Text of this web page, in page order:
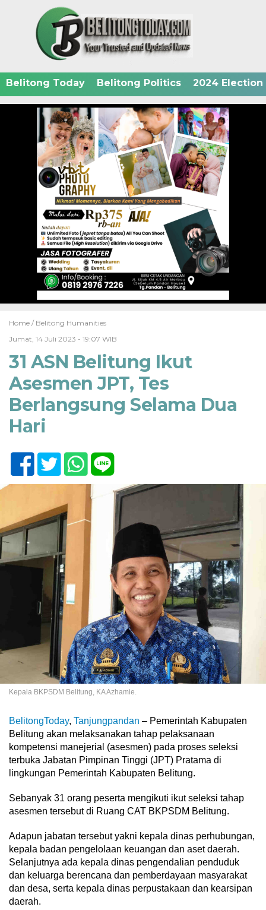
Belitong Today Belitong Politics 2024 Election
Home / Belitong Humanities
Jumat, 14 Juli 2023 - 19:07 WIB
31 ASN Belitung Ikut
Asesmen JPT, Tes
Berlangsung Selama Dua
Hari
Kepala BKPSDM Belitung, KA Azhamie.
BelitongToday, Tanjungpandan – Pemerintah Kabupaten
Belitung akan melaksanakan tahap pelaksanaan
kompetensi manejerial (asesmen) pada proses seleksi
terbuka Jabatan Pimpinan Tinggi (JPT) Pratama di
lingkungan Pemerintah Kabupaten Belitung.
Sebanyak 31 orang peserta mengikuti ikut seleksi tahap
asesmen tersebut di Ruang CAT BKPSDM Belitung.
Adapun jabatan tersebut yakni kepala dinas perhubungan,
kepala badan pengelolaan keuangan dan aset daerah.
Selanjutnya ada kepala dinas pengendalian penduduk
dan keluarga berencana dan pemberdayaan masyarakat
dan desa, serta kepala dinas perpustakaan dan kearsipan
daerah.